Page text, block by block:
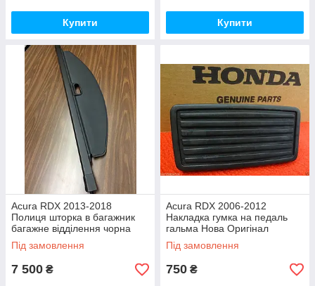
Купити Купити
Acura RDX 2013-2018
Полиця шторка в багажник
багажне відділення чорна
Нова Оригінал
Під замовлення
7 500 ₴
Acura RDX 2006-2012
Накладка гумка на педаль
гальма Нова Оригінал
Під замовлення
750 ₴